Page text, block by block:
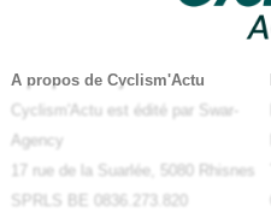
A propos de Cyclism'Actu
Cyclism'Actu est édité par Swar-
Agency
17 rue de la Suarlée, 5080 Rhisnes
SPRLS BE 0836.273.820